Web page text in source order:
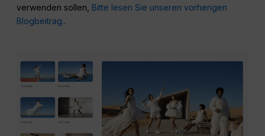
verwenden sollen, Bitte lesen Sie unseren vorherigen
Blogbeitrag..